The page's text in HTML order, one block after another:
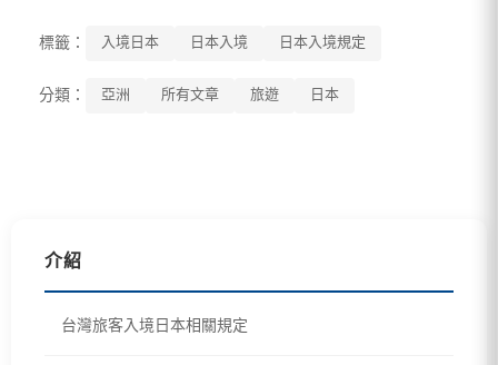
標籤： 入境日本 日本入境 日本入境規定
分類： 亞洲 所有文章 旅遊 日本
介紹
台灣旅客入境日本相關規定